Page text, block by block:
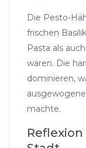
Die Pesto-
frischen
Pasta als
waren. Die
dominieren,
machte.